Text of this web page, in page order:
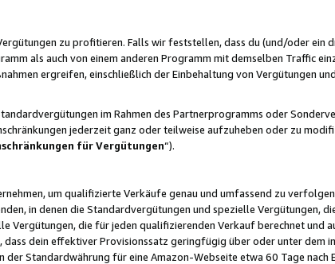
zu profitieren. Falls wir feststellen, dass du (und/oder ein
als auch von einem anderen Programm mit demselben Traffic
ergreifen, einschließlich der Einbehaltung von Vergütungen
im Rahmen des Partnerprogramms oder
jederzeit ganz oder teilweise aufzuheben oder zu
für Vergütungen“).
um qualifizierte Verkäufe genau und umfassend zu
in denen die Standardvergütungen und spezielle Vergütungen,
Vergütungen, die für jeden qualifizierenden Verkauf berechnet und
dass dein effektiver Provisionssatz geringfügig über oder unter dem
Standardwährung für eine Amazon-Webseite etwa 60 Tage nach